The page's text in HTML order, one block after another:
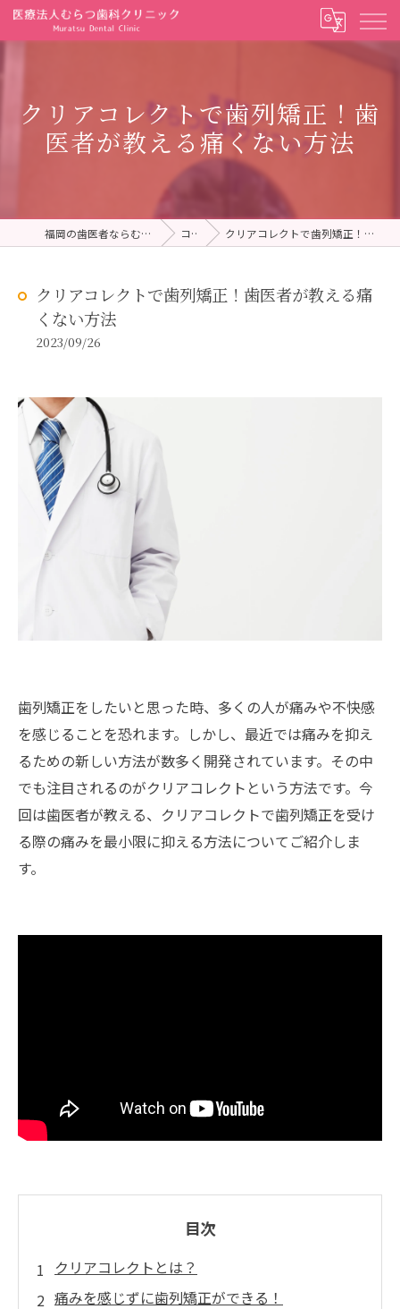
クリアコレクトで歯列矯正！歯
医者が教える痛くない方法
福岡の歯医者ならむらつ歯科クリニック コラム クリアコレクトで歯列矯正！歯医者が教える痛くない方法
クリアコレクトで歯列矯正！歯医者が教える痛
くない方法
2023/09/26
歯列矯正をしたいと思った時、多くの人が痛みや不快感
を感じることを恐れます。しかし、最近では痛みを抑え
るための新しい方法が数多く開発されています。その中
でも注目されるのがクリアコレクトという方法です。今
回は歯医者が教える、クリアコレクトで歯列矯正を受け
る際の痛みを最小限に抑える方法についてご紹介しま
す。
目次
クリアコレクトとは？
痛みを感じずに歯列矯正ができる！